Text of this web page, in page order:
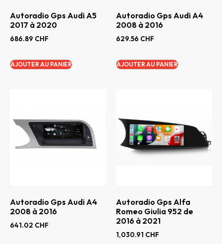
Autoradio Gps Audi A5
2017 à 2020
686.89 CHF
AJOUTER AU PANIER
Autoradio Gps Audi A4
2008 à 2016
629.56 CHF
AJOUTER AU PANIER
Autoradio Gps Audi A4
2008 à 2016
641.02 CHF
Autoradio Gps Alfa
Romeo Giulia 952 de
2016 à 2021
1,030.91 CHF